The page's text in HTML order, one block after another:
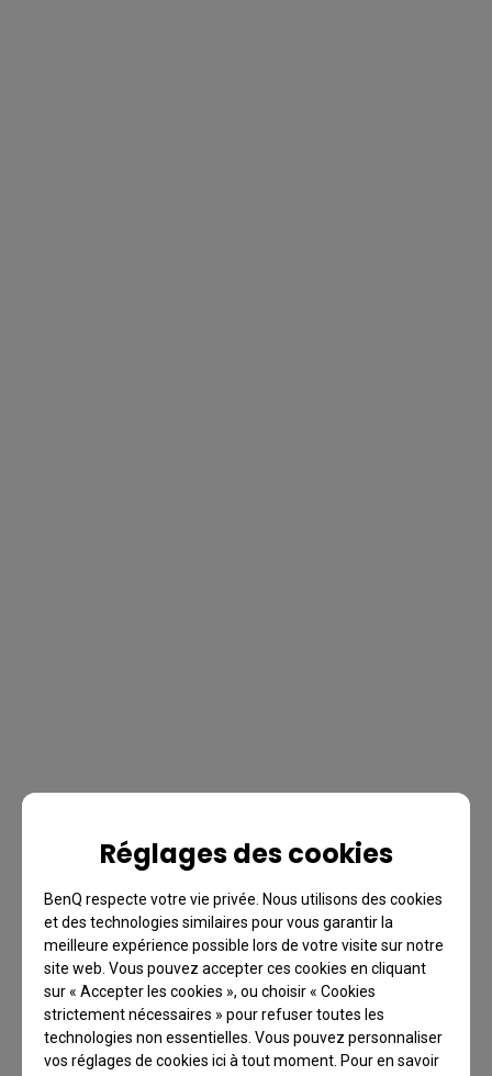
Réglages des cookies
BenQ respecte votre vie privée. Nous utilisons des cookies
et des technologies similaires pour vous garantir la
meilleure expérience possible lors de votre visite sur notre
site web. Vous pouvez accepter ces cookies en cliquant
sur « Accepter les cookies », ou choisir « Cookies
strictement nécessaires » pour refuser toutes les
technologies non essentielles. Vous pouvez personnaliser
vos réglages de cookies ici à tout moment. Pour en savoir